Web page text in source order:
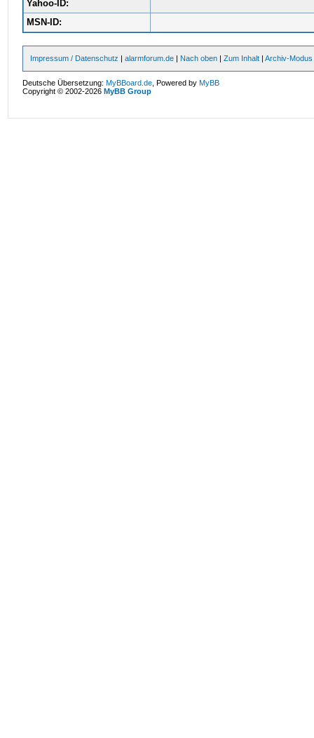
Yahoo-ID:
MSN-ID:
Impressum / Datenschutz |alarmforum.de | Nach oben |Zum Inhalt |Archiv-Modus
Deutsche Übersetzung:MyBBoard.de , Powered byMyBB
Copyright © 2002-2026MyBB Group